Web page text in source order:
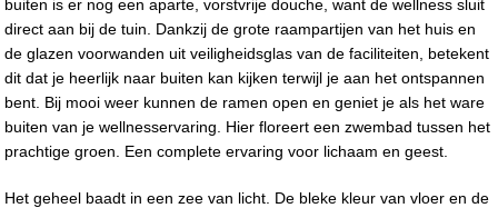
buiten is er nog een aparte, vorstvrije douche, want de wellness sluit
direct aan bij de tuin. Dankzij de grote raampartijen van het huis en
de glazen voorwanden uit veiligheidsglas van de faciliteiten, betekent
dit dat je heerlijk naar buiten kan kijken terwijl je aan het ontspannen
bent. Bij mooi weer kunnen de ramen open en geniet je als het ware
buiten van je wellnesservaring. Hier floreert een zwembad tussen het
prachtige groen. Een complete ervaring voor lichaam en geest.
Het geheel baadt in een zee van licht. De bleke kleur van vloer en de